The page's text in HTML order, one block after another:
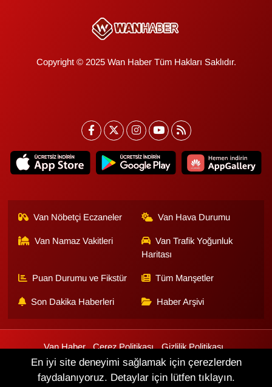
Copyright © 2025 Wan Haber Tüm Hakları Saklıdır.
Van Nöbetçi Eczaneler Van Hava Durumu
Van Namaz Vakitleri
Van Trafik Yoğunluk
Haritası
Puan Durumu ve Fikstür Tüm Manşetler
Son Dakika Haberleri Haber Arşivi
Van Haber Çerez Politikası
Gizlilik Politikası
Üyelik Sözleşmesi
Veri Politikası Künye İletişim
En iyi site deneyimi sağlamak için çerezlerden
faydalanıyoruz. Detaylar için lütfen tıklayın.